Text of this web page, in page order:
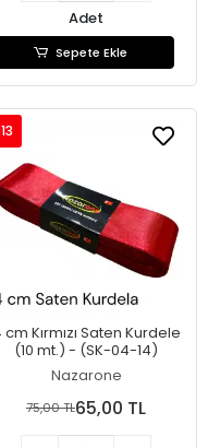
Adet
Sepete Ekle
cm Kırmızı Saten Kurdele
(10 mt.) - (SK-04-14)
Nazarone
75,00 TL65,00 TL